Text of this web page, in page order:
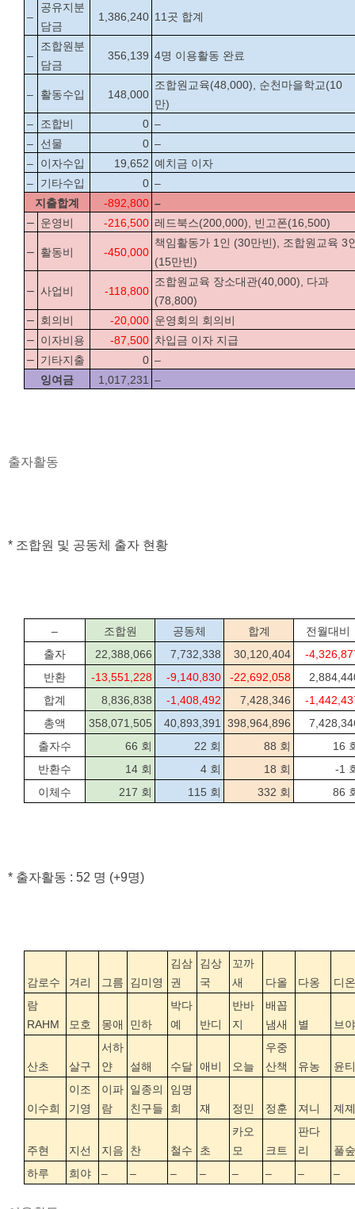
–
공유지분
담금
1,386,240 11곳 합계
–
조합원분
담금
356,139 4명 이용활동 완료
– 활동수입 148,000
조합원교육(48,000), 순천마을학교(10
만)
–
조합비 0 –
–
선물 0 –
–
이자수입 19,652 예치금 이자
–
기타수입 0 –
지출합계
-892,800 –
– 운영비 -216,500 레드북스(200,000), 빈고폰(16,500)
– 활동비 -450,000
책임활동가 1인 (30만빈), 조합원교육 3
(15만빈)
– 사업비 -118,800
조합원교육 장소대관(40,000), 다과
(78,800)
– 회의비 -20,000 운영회의 회의비
– 이자비용 -87,500 차입금 이자 지급
– 기타지출 0 –
잉여금
1,017,231 –
출자활동
* 조합원 및 공동체 출자 현황
– 조합원 공동체 합계
전월대비
출자
22,388,066 7,732,338 30,120,404
-
반환
-13,551,228 -9,140,830 -22,692,058
합계
8,836,838 -1,408,492 7,428,346
-
총액
358,071,505 40,893,391 398,964,896
출자수
66 회 22 회 88 회
16
반환수
14 회 4 회 18 회
-1
이체수
217 회 115 회 332 회 86
* 출자활동 : 52 명 (+9명)
감로수 겨리 그름 김미영
김삼
권
김상
국
꼬까
새
다올 다옹
디온
람
RAHM
모호 몽애 민하
박다
예
반디
반바
지
배꼽
냄새
별 브야
산초 살구
서하
얀
설해 수달 애비 오늘
우중
산책
유농 윤티
이수희
이조
기영
이파
람
일종의
친구들
임명
희
쟤 정민 정훈 져니 졔졔
주현 지선 지음 찬 철수 초
카오
모
크트
판다
리
풀숲
하루
희야 – – – – – – – –